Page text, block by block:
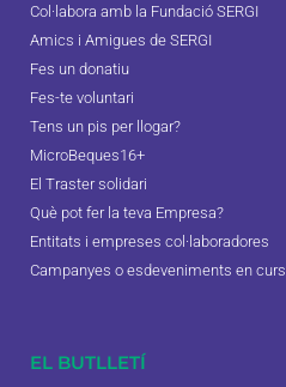
Col·labora amb la Fundació SERGI
Amics i Amigues de SERGI
Fes un donatiu
Fes-te voluntari
Tens un pis per llogar?
MicroBeques16+
El Traster solidari
Què pot fer la teva Empresa?
Entitats i empreses col·laboradores
Campanyes o esdeveniments en curs
EL BUTLLETÍ